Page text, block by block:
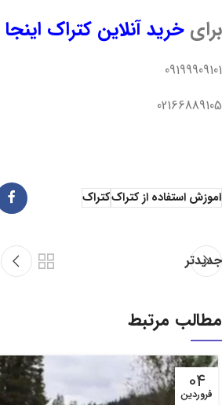
برای خرید آنلاین کتراک اینجا
09199909101
02166889105
اموزش استفاده از کتراککتراک
جدیدتر
مطالب مرتبط
04
فروردین